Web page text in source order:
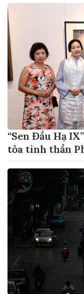
“Sen Đầu Hạ
tỏa tinh thần